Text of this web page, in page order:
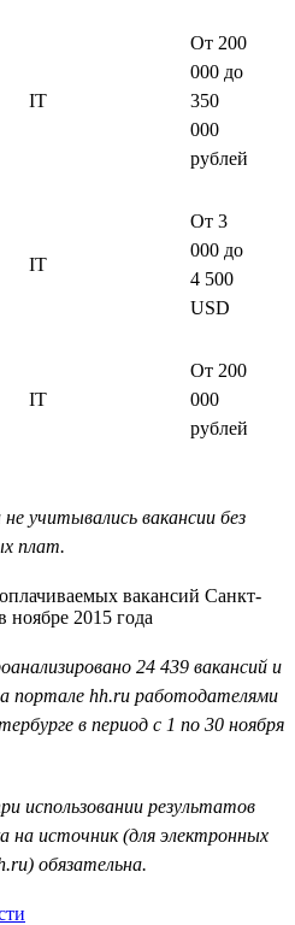
IT
От 200
000 до
350
000
рублей
IT
От 3
000 до
4 500
USD
IT
От 200
000
рублей
учитывались вакансии без
плат.
24 439 вакансий и
портале hh.ru работодателями
в период с 1 по 30 ноября
использовании результатов
на источник (для электронных
обязательна.